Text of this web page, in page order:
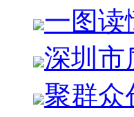
一图读
深圳市
聚群众